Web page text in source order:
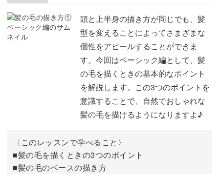
各動画で実際に実践しながら使っていきますので、徐々に
慣れていただけると思います。
出来上がったイラストは、スマートフォンやタブレットの
ホーム画面画像に設定したり、スマホアプリの表示をカス
タムしたり、アイコンにしたりと楽しむことができます
上半身を描くときの比率 01:30
正面姿の描き方 01:59
横向き姿の描き方 06:51
斜め後ろ向き姿の描き方 12:26
19:47
頭と上半身の描き方が同じでも、髪
型を変えることによってさまざまな
個性をアピールすることができま
す。今回はベーシック編として、髪
の毛を描くときの基本的なポイント
を解説します。この3つのポイントを
意識することで、自然でおしゃれな
髪の毛を描けるようになりますよ♪
〈このレッスンで学べること〉
■髪の毛を描くときの3つのポイント
■髪の毛のベースの描き方